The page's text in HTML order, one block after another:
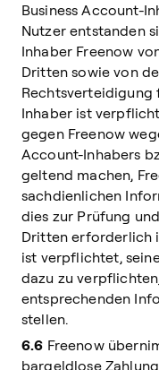
Business Account-
Nutzer entstanden
Inhaber Freenow
Dritten sowie von
Rechtsverteidigung
Inhaber ist
gegen Freenow
Account-Inhabers
geltend machen,
sachdienlichen
dies zur Prüfung
Dritten erforderlich
ist verpflichtet,
dazu zu
entsprechenden
stellen.
6.6 Freenow
bargeldlose